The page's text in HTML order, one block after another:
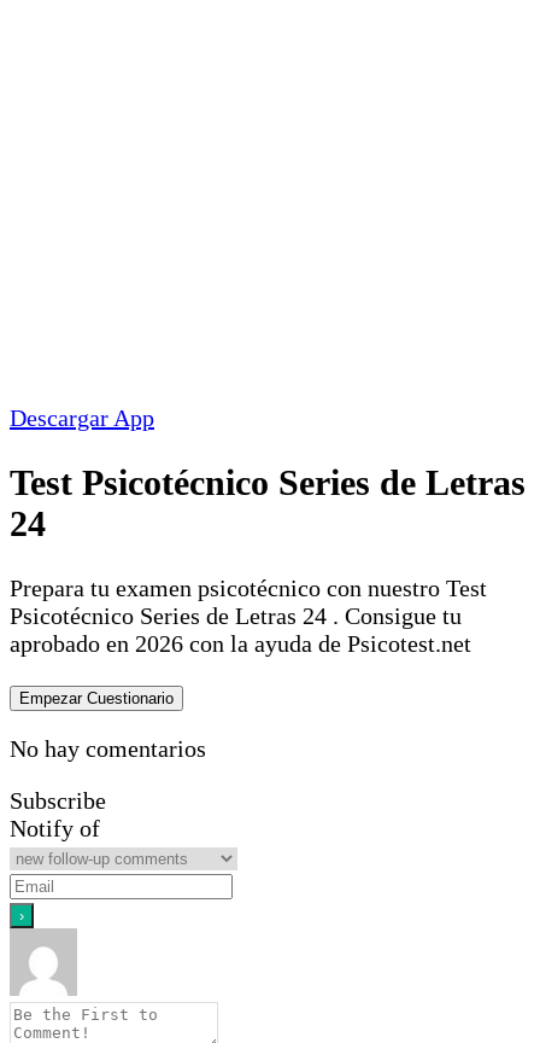
Descargar App
Test Psicotécnico Series de Letras
24
Prepara tu examen psicotécnico con nuestro Test
Psicotécnico Series de Letras 24 . Consigue tu
aprobado en 2026 con la ayuda de Psicotest.net
No hay comentarios
Subscribe
Notify of